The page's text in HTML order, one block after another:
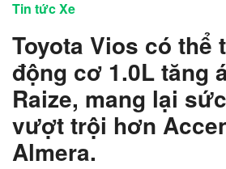
Tin tức Xe
Toyota Vios có thể
động cơ 1.0L tăng
Raize, mang lại
vượt trội hơn
Almera.